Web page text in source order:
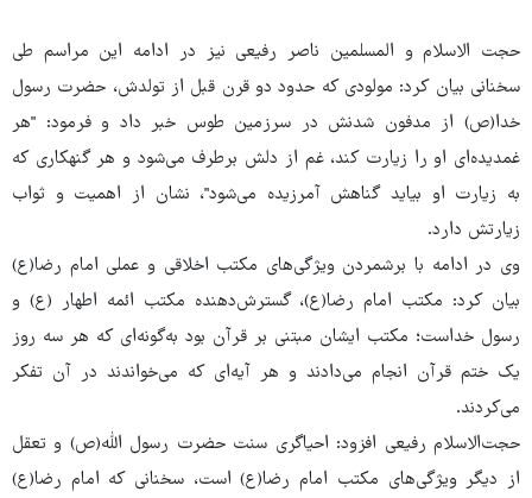
حجت الاسلام و المسلمین ناصر رفیعی نیز در ادامه این مراسم طی
سخنانی بیان کرد: مولودی که حدود دو قرن قبل از تولدش، حضرت رسول
خدا(ص) از مدفون شدنش در سرزمین طوس خبر داد و فرمود: "هر
غمدیده‌ای او را زیارت کند، غم از دلش برطرف می‌شود و هر گنهکاری که
به زیارت او بیاید گناهش آمرزیده می‌شود"، نشان از اهمیت و ثواب
زیارتش دارد.
وی در ادامه با برشمردن ویژگی‌های مکتب اخلاقی و عملی امام رضا(ع)
بیان کرد: مکتب امام رضا(ع)، گسترش‌دهنده مکتب ائمه اطهار (ع) و
رسول خداست؛ مکتب ایشان مبتنی بر قرآن بود به‌گونه‌ای که هر سه روز
یک ختم قرآن انجام می‌دادند و هر آیه‌ای که می‌خواندند در آن تفکر
می‌کردند.
حجت‌الاسلام رفیعی افزود: احیاگری سنت حضرت رسول الله(ص) و تعقل
از دیگر ویژگی‌های مکتب امام رضا(ع) است، سخنانی که امام رضا(ع)